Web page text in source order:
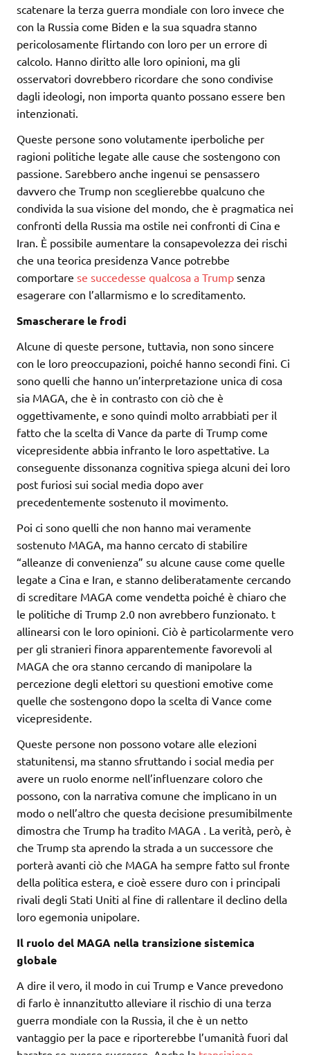
scatenare la terza guerra mondiale con loro invece che
con la Russia come Biden e la sua squadra stanno
pericolosamente flirtando con loro per un errore di
calcolo. Hanno diritto alle loro opinioni, ma gli
osservatori dovrebbero ricordare che sono condivise
dagli ideologi, non importa quanto possano essere ben
intenzionati.
Queste persone sono volutamente iperboliche per
ragioni politiche legate alle cause che sostengono con
passione. Sarebbero anche ingenui se pensassero
davvero che Trump non sceglierebbe qualcuno che
condivida la sua visione del mondo, che è pragmatica nei
confronti della Russia ma ostile nei confronti di Cina e
Iran. È possibile aumentare la consapevolezza dei rischi
che una teorica presidenza Vance potrebbe
comportare se succedesse qualcosa a Trump senza
esagerare con l’allarmismo e lo screditamento.
Smascherare le frodi
Alcune di queste persone, tuttavia, non sono sincere
con le loro preoccupazioni, poiché hanno secondi fini. Ci
sono quelli che hanno un’interpretazione unica di cosa
sia MAGA, che è in contrasto con ciò che è
oggettivamente, e sono quindi molto arrabbiati per il
fatto che la scelta di Vance da parte di Trump come
vicepresidente abbia infranto le loro aspettative. La
conseguente dissonanza cognitiva spiega alcuni dei loro
post furiosi sui social media dopo aver
precedentemente sostenuto il movimento.
Poi ci sono quelli che non hanno mai veramente
sostenuto MAGA, ma hanno cercato di stabilire
“alleanze di convenienza” su alcune cause come quelle
legate a Cina e Iran, e stanno deliberatamente cercando
di screditare MAGA come vendetta poiché è chiaro che
le politiche di Trump 2.0 non avrebbero funzionato. t
allinearsi con le loro opinioni. Ciò è particolarmente vero
per gli stranieri finora apparentemente favorevoli al
MAGA che ora stanno cercando di manipolare la
percezione degli elettori su questioni emotive come
quelle che sostengono dopo la scelta di Vance come
vicepresidente.
Queste persone non possono votare alle elezioni
statunitensi, ma stanno sfruttando i social media per
avere un ruolo enorme nell’influenzare coloro che
possono, con la narrativa comune che implicano in un
modo o nell’altro che questa decisione presumibilmente
dimostra che Trump ha tradito MAGA . La verità, però, è
che Trump sta aprendo la strada a un successore che
porterà avanti ciò che MAGA ha sempre fatto sul fronte
della politica estera, e cioè essere duro con i principali
rivali degli Stati Uniti al fine di rallentare il declino della
loro egemonia unipolare.
Il ruolo del MAGA nella transizione sistemica
globale
A dire il vero, il modo in cui Trump e Vance prevedono
di farlo è innanzitutto alleviare il rischio di una terza
guerra mondiale con la Russia, il che è un netto
vantaggio per la pace e riporterebbe l’umanità fuori dal